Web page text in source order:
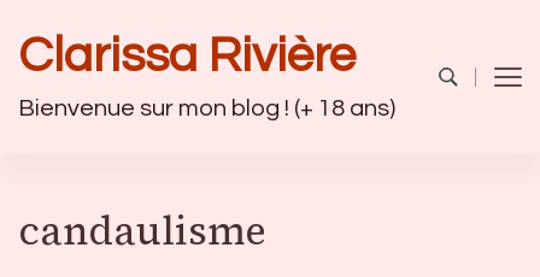
Clarissa Rivière
Bienvenue sur mon blog ! (+ 18 ans)
candaulisme